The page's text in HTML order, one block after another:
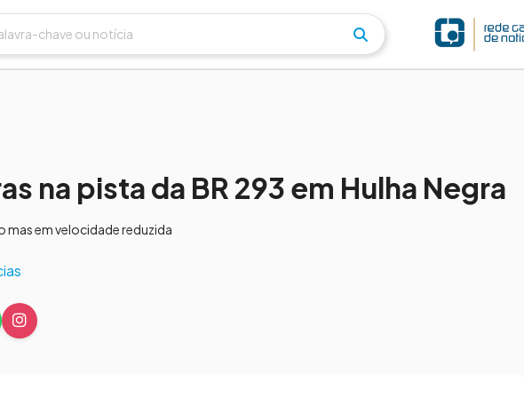
na pista da BR 293 em Hulha Negra
mas em velocidade reduzida